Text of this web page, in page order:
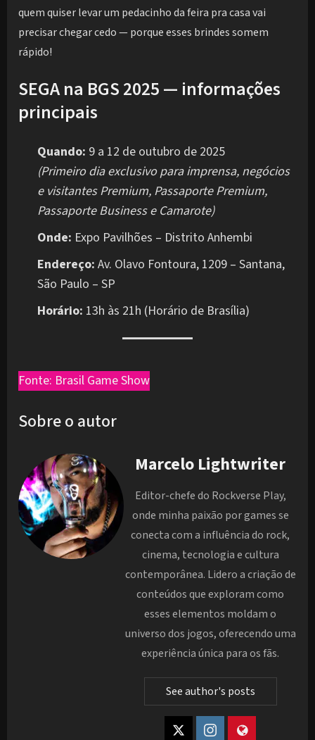
quem quiser levar um pedacinho da feira pra casa vai
precisar chegar cedo — porque esses brindes somem
rápido!
SEGA na BGS 2025 — informações
principais
Quando: 9 a 12 de outubro de 2025
(Primeiro dia exclusivo para imprensa, negócios
e visitantes Premium, Passaporte Premium,
Passaporte Business e Camarote)
Onde: Expo Pavilhões – Distrito Anhembi
Endereço: Av. Olavo Fontoura, 1209 – Santana,
São Paulo – SP
Horário: 13h às 21h (Horário de Brasília)
Fonte: Brasil Game Show
Sobre o autor
Marcelo Lightwriter
Editor-chefe do Rockverse Play,
onde minha paixão por games se
conecta com a influência do rock,
cinema, tecnologia e cultura
contemporânea. Lidero a criação de
conteúdos que exploram como
esses elementos moldam o
universo dos jogos, oferecendo uma
experiência única para os fãs.
See author's posts